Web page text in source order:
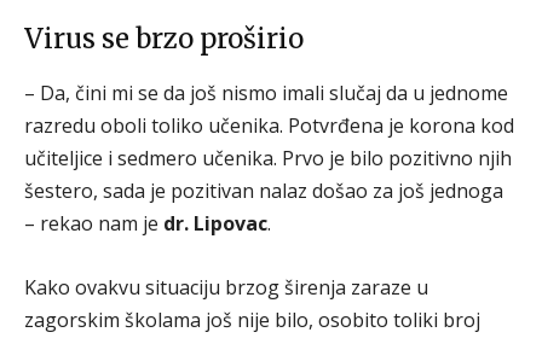
Virus se brzo proširio
– Da, čini mi se da još nismo imali slučaj da u jednome
razredu oboli toliko učenika. Potvrđena je korona kod
učiteljice i sedmero učenika. Prvo je bilo pozitivno njih
šestero, sada je pozitivan nalaz došao za još jednoga
– rekao nam je dr. Lipovac.
Kako ovakvu situaciju brzog širenja zaraze u
zagorskim školama još nije bilo, osobito toliki broj